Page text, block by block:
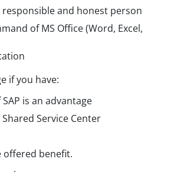
and honest person
of MS Office (Word, Excel,
if you have:
is an advantage
Service Center
offered benefit.